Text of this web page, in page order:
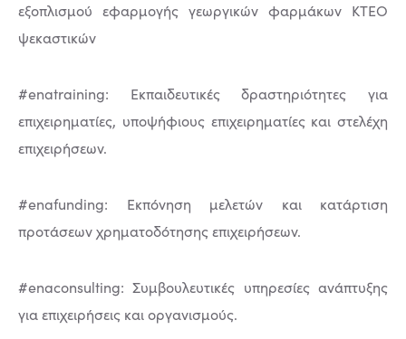
εξοπλισμού εφαρμογής γεωργικών φαρμάκων ΚΤΕΟ
ψεκαστικών
#enatraining: Εκπαιδευτικές δραστηριότητες για
επιχειρηματίες, υποψήφιους επιχειρηματίες και στελέχη
επιχειρήσεων.
#enafunding: Εκπόνηση μελετών και κατάρτιση
προτάσεων χρηματοδότησης επιχειρήσεων.
#enaconsulting: Συμβουλευτικές υπηρεσίες ανάπτυξης
για επιχειρήσεις και οργανισμούς.